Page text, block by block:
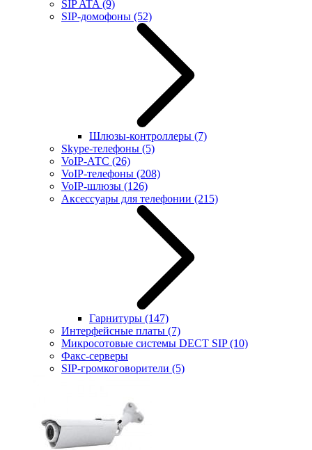
SIP ATA (9)
SIP-домофоны (52)
Шлюзы-контроллеры (7)
Skype-телефоны (5)
VoIP-АТС (26)
VoIP-телефоны (208)
VoIP-шлюзы (126)
Аксессуары для телефонии (215)
Гарнитуры (147)
Интерфейсные платы (7)
Микросотовые системы DECT SIP(10)
Факс-серверы
SIP-громкоговорители (5)